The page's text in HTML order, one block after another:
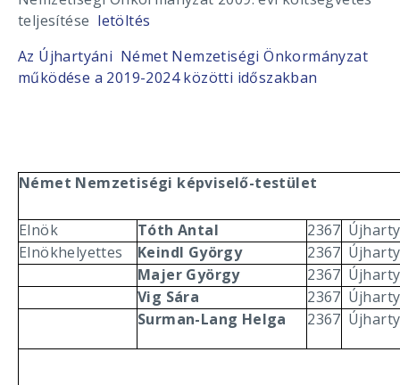
teljesítése letöltés
Az Újhartyáni Német Nemzetiségi Önkormányzat
működése a 2019-2024 közötti időszakban
Német Nemzetiségi képviselő-testület
Elnök Tóth Antal 2367
Elnökhelyettes
Keindl György 2367
Majer György
2367
Vig Sára
2367
Surman-Lang Helga
2367